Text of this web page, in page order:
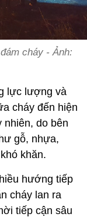
cháy - Ảnh:
lực lượng và
cháy đến hiện
nhiên, do bên
gỗ, nhựa,
khăn.
hướng tiếp
cháy lan ra
tiếp cận sâu